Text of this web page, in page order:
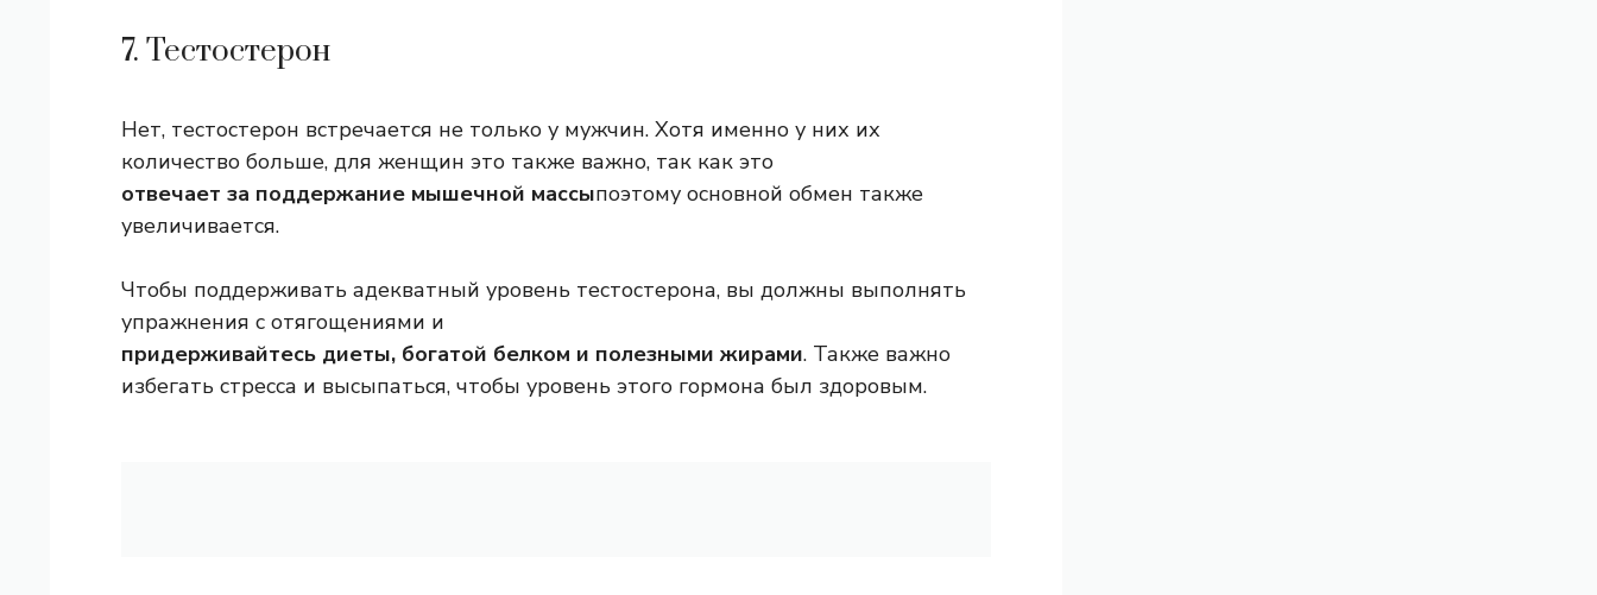
7. Тестостерон
Нет, тестостерон встречается не только у мужчин. Хотя именно у них их
количество больше, для женщин это также важно, так как это
отвечает за поддержание мышечной массыпоэтому основной обмен также
увеличивается.
Чтобы поддерживать адекватный уровень тестостерона, вы должны выполнять
упражнения с отягощениями и
придерживайтесь диеты, богатой белком и полезными жирами. Также важно
избегать стресса и высыпаться, чтобы уровень этого гормона был здоровым.